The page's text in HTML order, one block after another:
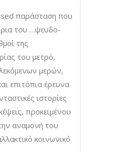
παράσταση που
του …ψευδο-
της
του μετρό,
μερών,
επιτόπια έρευνα
ιστορίες
προκειμένου
αναμονή του
κοινωνικό